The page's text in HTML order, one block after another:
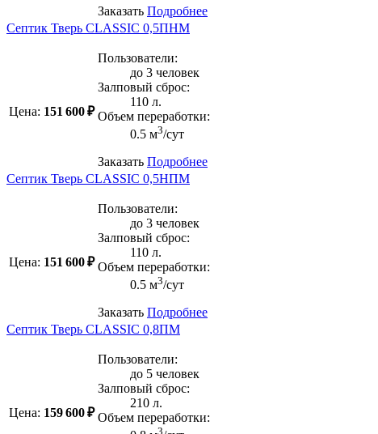
Заказать Подробнее
Септик Тверь CLASSIC 0,5ПНМ
Цена: 151 600 ₽
Пользователи:
до 3 человек
Залповый сброс:
110 л.
Объем переработки:
0.5 м3/сут
Заказать Подробнее
Септик Тверь CLASSIC 0,5НПМ
Цена: 151 600 ₽
Пользователи:
до 3 человек
Залповый сброс:
110 л.
Объем переработки:
0.5 м3/сут
Заказать Подробнее
Септик Тверь CLASSIC 0,8ПМ
Цена: 159 600 ₽
Пользователи:
до 5 человек
Залповый сброс:
210 л.
Объем переработки:
3